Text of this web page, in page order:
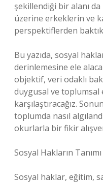
şekillendiği bir alanı
üzerine erkeklerin ve
perspektiflerden
Bu yazıda, sosyal
derinlemesine ele
objektif, veri odaklı
duygusal ve toplumsal
karşılaştıracağız.
toplumda nasıl
okurlarla bir fikir
Sosyal Hakların
Sosyal haklar, eğitim,